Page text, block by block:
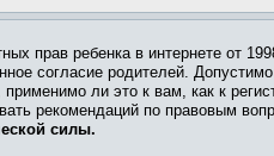
прав ребенка в интернете от
согласие родителей.
ли это к вам, как к
рекомендаций по правовым
силы.